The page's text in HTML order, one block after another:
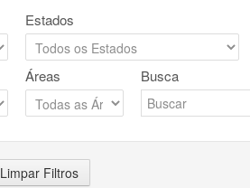
Estados
Áreas Busca
Limpar Filtros